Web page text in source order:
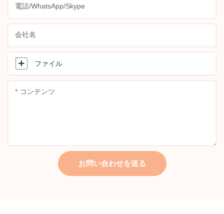
電話/WhatsApp/Skype
会社名
ファイル
コンテンツ
お問い合わせを送る